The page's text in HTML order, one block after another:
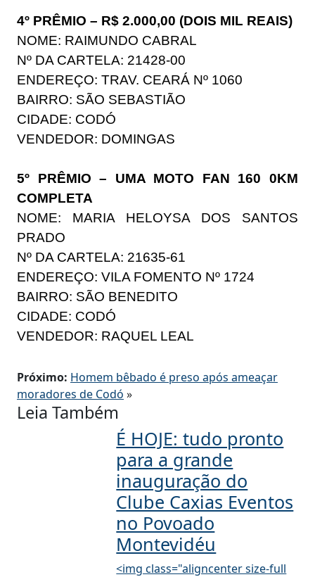
4º PRÊMIO – R$ 2.000,00 (DOIS MIL REAIS)
NOME: RAIMUNDO CABRAL
Nº DA CARTELA: 21428-00
ENDEREÇO: TRAV. CEARÁ Nº 1060
BAIRRO: SÃO SEBASTIÃO
CIDADE: CODÓ
VENDEDOR: DOMINGAS
5º PRÊMIO – UMA MOTO FAN 160 0KM
COMPLETA
NOME: MARIA HELOYSA DOS SANTOS
PRADO
Nº DA CARTELA: 21635-61
ENDEREÇO: VILA FOMENTO Nº 1724
BAIRRO: SÃO BENEDITO
CIDADE: CODÓ
VENDEDOR: RAQUEL LEAL
Próximo: Homem bêbado é preso após ameaçar
moradores de Codó »
Leia Também
É HOJE: tudo pronto
para a grande
inauguração do
Clube Caxias Eventos
no Povoado
Montevidéu
<img class="aligncenter size-full